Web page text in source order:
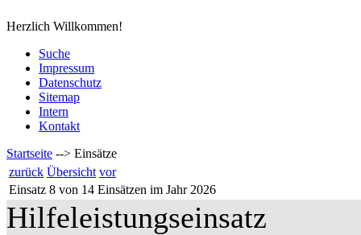
Herzlich Willkommen!
Suche
Impressum
Datenschutz
Sitemap
Intern
Kontakt
Startseite --> Einsätze
zurück Übersicht vor
Einsatz 8 von 14 Einsätzen im Jahr 2026
Hilfeleistungseinsatz